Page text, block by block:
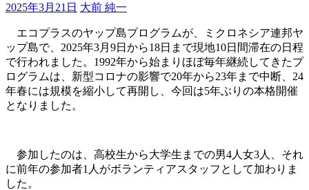
2025年3月21日 大前 純一
エコプラスのヤップ島プログラムが、ミクロネシア連邦ヤ
ップ島で、2025年3月9日から18日まで現地10日間滞在の日程
で行われました。1992年から始まりほぼ毎年継続してきたプ
ログラムは、新型コロナの影響で20年から23年まで中断、24
年春には規模を縮小して再開し、今回は5年ぶりの本格開催
となりました。
参加したのは、高校生から大学生までの男4人女3人、それ
に前年の参加者1人がボランティアスタッフとして加わりま
した。